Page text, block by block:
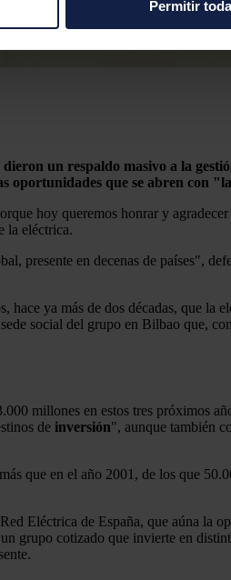
anuncios, ofrecer funciones de
Permitir
un respaldo masivo a la
que se abren con
hoy queremos honrar y
la eléctrica.
presente en decenas de países",
ya más de dos décadas, que la
social del grupo en Bilbao que,
millones en estos tres próximos
de inversión", aunque también
que en el año 2001, de los que
Eléctrica de España, que aúna la
grupo cotizado que invierte en